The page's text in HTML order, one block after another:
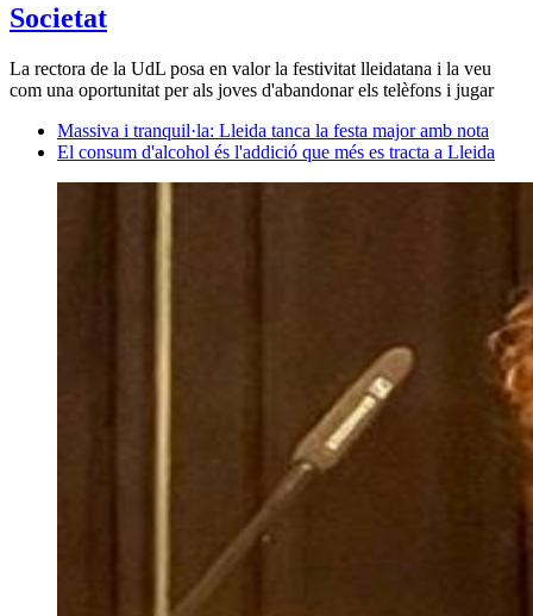
Societat
La rectora de la UdL posa en valor la festivitat lleidatana i la veu
com una oportunitat per als joves d'abandonar els telèfons i jugar
Massiva i tranquil·la: Lleida tanca la festa major amb nota
El consum d'alcohol és l'addició que més es tracta a Lleida